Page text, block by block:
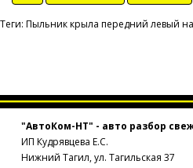
Теги: Пыльник крыла передний левый на
"АвтоКом-НТ" - авто разбор
ИП Кудрявцева Е.С.
Нижний Тагил, ул. Тагильская 37